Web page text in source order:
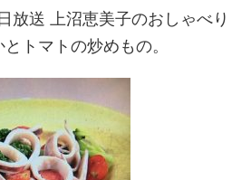
放送 上沼恵美子のおしゃべり
トマトの炒めもの。